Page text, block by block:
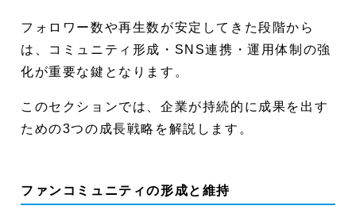
フォロワー数や再生数が安定してきた段階から
は、コミュニティ形成・SNS連携・運用体制の強
化が重要な鍵となります。
このセクションでは、企業が持続的に成果を出す
ための3つの成長戦略を解説します。
ファンコミュニティの形成と維持